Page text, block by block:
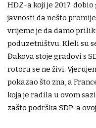
HDZ-a koji je 2017.
javnosti da nešto
vrijeme je da damo
poduzetništvu. Kleli su
Đakova stoje gradovi s
rotora se ne živi.
pokazao što zna, a
koja je radila u ovom
zašto podrška SDP-a